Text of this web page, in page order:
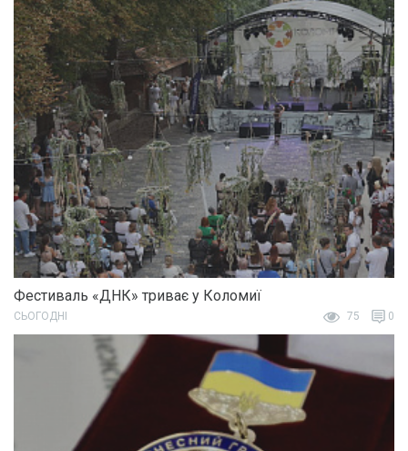
Фестиваль «ДНК» триває у Коломиї
СЬОГОДНІ 75 0